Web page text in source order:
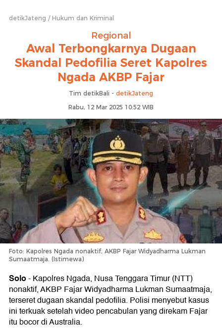
detikJateng Hukum dan Kriminal
Regional
Awal Terbongkarnya Dugaan
Skandal Pedofilia Seret Kapolres
Ngada AKBP Fajar
Tim detikBali - detikJateng
Rabu, 12 Mar 2025 10:52 WIB
Foto: Kapolres Ngada nonaktif, AKBP Fajar Widyadharma Lukman
Sumaatmaja. (Istimewa)
Solo-Kapolres Ngada, Nusa Tenggara Timur (NTT)
nonaktif, AKBP Fajar Widyadharma Lukman Sumaatmaja,
terseret dugaan skandal pedofilia. Polisi menyebut kasus
ini terkuak setelah video pencabulan yang direkam Fajar
itu bocor di Australia.